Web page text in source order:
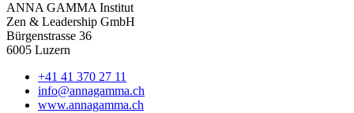
ANNA GAMMA Institut
Zen & Leadership GmbH
Bürgenstrasse 36
6005 Luzern
+41 41 370 27 11
info@annagamma.ch
www.annagamma.ch